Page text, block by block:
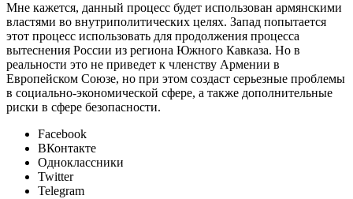
Мне кажется, данный процесс будет использован армянскими
властями во внутриполитических целях. Запад попытается
этот процесс использовать для продолжения процесса
вытеснения России из региона Южного Кавказа. Но в
реальности это не приведет к членству Армении в
Европейском Союзе, но при этом создаст серьезные проблемы
в социально-экономической сфере, а также дополнительные
риски в сфере безопасности.
Facebook
ВКонтакте
Одноклассники
Twitter
Telegram